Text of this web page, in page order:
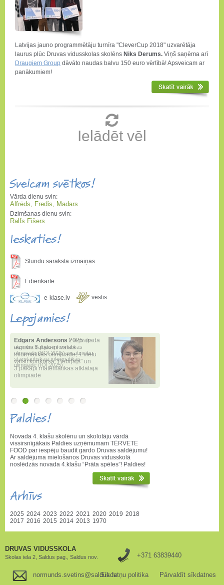
Latvijas jauno programmētāju turnīra "CleverCup 2018" uzvarētāja
laurus plūc Druvas vidusskolas skolēns Niks Derums. Viņš saņēma arī
Draugiem Group dāvāto naudas balvu 150 euro vērtībā! Apsveicam ar
panākumiem!
Ielādēt vēl
Sveicam svētkos!
Vārda dienu svin:
Alfrēds, Fredis, Madars
Dzimšanas dienu svin:
Ralfs Fišers
Ieskaties!
Stundu saraksta izmaiņas
Ēdienkarte
e-klase.lv vēstis
Lepojamies!
Edgars Andersons 2025. gadā
ieguvis 1.pakāpi valsts
informātikas olimpiādē,1.vietu
valstī konkursā "Bebr[a]s" un
3.pakāpi matemātikas atklātajā
olimpiādē
Paldies!
Novada 4. klašu skolēnu un skolotāju vārdā
vissirsnīgākais Paldies uzņēmumam TĒRVETE
FOOD par iespēju baudīt gardo Druvas saldējumu!
Ar saldējuma mielošanos Druvas vidusskolā
noslēdzās novada 4.klašu “Prāta spēles”! Paldies!
Arhīvs
2025 2024 2023 2022 2021 2020 2019 2018
2017 2016 2015 2014 2013 1970
DRUVAS VIDUSSKOLA
Skolas iela 2, Saldus pag., Saldus nov. +371 63839440
normunds.svetins@saldus.lvSīkdatņu politika Pārvaldīt sīkdatnes